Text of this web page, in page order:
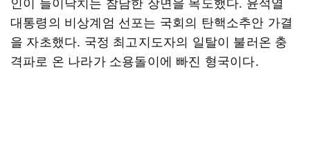
대통령의 비상계엄 선포는 국회의 탄핵소추안 가결
을 자초했다. 국정 최고지도자의 일탈이 불러온 충
격파로 온 나라가 소용돌이에 빠진 형국이다.